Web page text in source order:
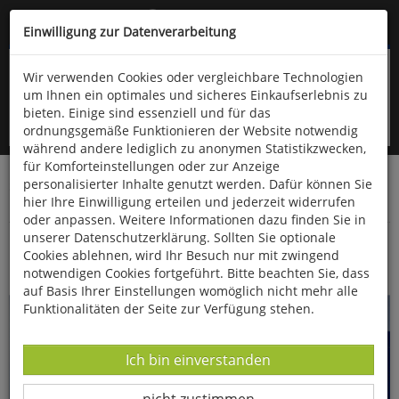
Kompletten Head der Seite überspringen
oder (06766) 9323-960
Startseite Bücher
Biologie allgemein
Haustiere & Nutztiere
Pferderassen
Einwilligung zur Datenverarbeitung
Wir verwenden Cookies oder vergleichbare Technologien
um Ihnen ein optimales und sicheres Einkaufserlebnis zu
bieten. Einige sind essenziell und für das
ordnungsgemäße Funktionieren der Website notwendig
während andere lediglich zu anonymen Statistikzwecken,
für Komforteinstellungen oder zur Anzeige
personalisierter Inhalte genutzt werden. Dafür können Sie
hier Ihre Einwilligung erteilen und jederzeit widerrufen
oder anpassen. Weitere Informationen dazu finden Sie in
unserer Datenschutzerklärung. Sollten Sie optionale
Cookies ablehnen, wird Ihr Besuch nur mit zwingend
notwendigen Cookies fortgeführt. Bitte beachten Sie, dass
auf Basis Ihrer Einstellungen womöglich nicht mehr alle
Funktionalitäten der Seite zur Verfügung stehen.
Datenverarbeitung -
Ich bin einverstanden